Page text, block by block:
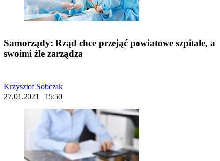
Samorządy: Rząd chce przejąć powiatowe szpitale, a
swoimi źle zarządza
Krzysztof Sobczak
27.01.2021 | 15:50